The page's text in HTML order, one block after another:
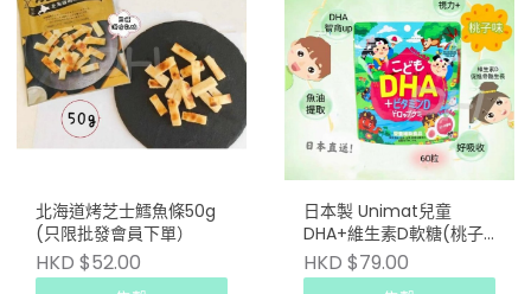
北海道烤芝士鱈魚條50g
(只限批發會員下單）
HKD $52.00
日本製 Unimat兒童
DHA+維生素D軟糖(桃子
味 60粒) (只限批發會員
下單）
HKD $79.00